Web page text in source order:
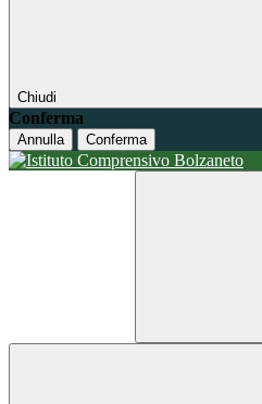
Chiudi
Conferma
Annulla Conferma